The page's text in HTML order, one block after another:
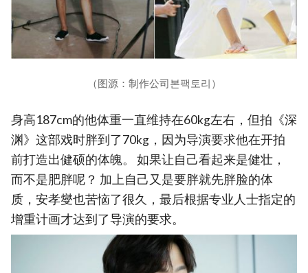
（图源：制作公司본팩토리）
身高187cm的他体重一直维持在60kg左右，但拍《深
渊》这部戏时胖到了70kg，因为导演要求他在开拍
前打造出健硕的体魄。 如果让自己看起来是健壮，
而不是肥胖呢？ 加上自己又是要胖就先胖脸的体
质，安孝燮也苦恼了很久，最后根据专业人士指定的
增重计画才达到了导演的要求。